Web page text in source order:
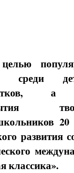
среди
а
20
развития
классика».